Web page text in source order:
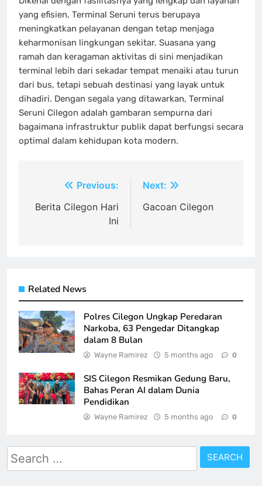
yang efisien, Terminal Seruni terus berupaya
meningkatkan pelayanan dengan tetap menjaga
keharmonisan lingkungan sekitar. Suasana yang
ramah dan keragaman aktivitas di sini menjadikan
terminal lebih dari sekadar tempat menaiki atau turun
dari bus, tetapi sebuah destinasi yang layak untuk
dihadiri. Dengan segala yang ditawarkan, Terminal
Seruni Cilegon adalah gambaran sempurna dari
bagaimana infrastruktur publik dapat berfungsi secara
optimal dalam kehidupan kota modern.
navigation
Previous:
Berita Cilegon Hari
Ini
Next:
Gacoan Cilegon
Related News
Polres Cilegon Ungkap Peredaran
Narkoba, 63 Pengedar Ditangkap
dalam 8 Bulan
Wayne Ramirez 5 months ago 0
SIS Cilegon Resmikan Gedung Baru,
Bahas Peran AI dalam Dunia
Pendidikan
Wayne Ramirez 5 months ago 0
Search
for: